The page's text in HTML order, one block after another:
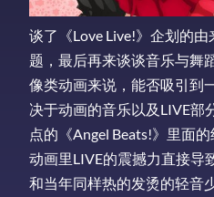
谈了《Love Live!》企划的
题，最后再来谈谈音乐与舞
像类动画来说，能否吸引到
决于动画的音乐以及LIVE部
点的《Angel Beats!》里面
动画里LIVE的震撼力直接导
和当年同样热的发烫的轻音